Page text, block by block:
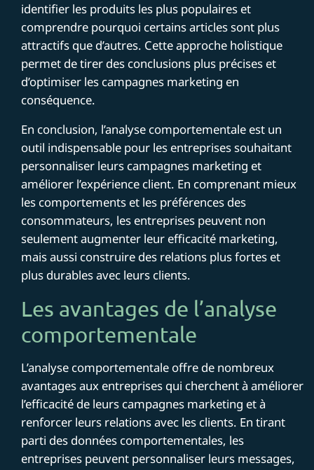
identifier les produits les plus populaires et
comprendre pourquoi certains articles sont plus
attractifs que d’autres. Cette approche holistique
permet de tirer des conclusions plus précises et
d’optimiser les campagnes marketing en
conséquence.
En conclusion, l’analyse comportementale est un
outil indispensable pour les entreprises souhaitant
personnaliser leurs campagnes marketing et
améliorer l’expérience client. En comprenant mieux
les comportements et les préférences des
consommateurs, les entreprises peuvent non
seulement augmenter leur efficacité marketing,
mais aussi construire des relations plus fortes et
plus durables avec leurs clients.
Les avantages de l’analyse
comportementale
L’analyse comportementale offre de nombreux
avantages aux entreprises qui cherchent à améliorer
l’efficacité de leurs campagnes marketing et à
renforcer leurs relations avec les clients. En tirant
parti des données comportementales, les
entreprises peuvent personnaliser leurs messages,